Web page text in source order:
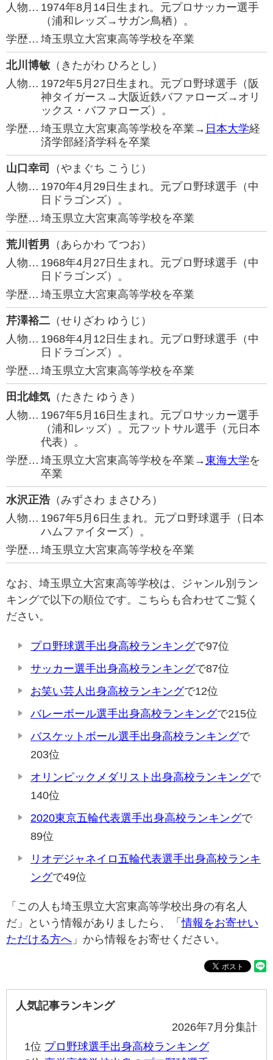
人物… 1974年8月14日生まれ。元プロサッカー選手
（浦和レッズ→サガン鳥栖）。
学歴… 埼玉県立大宮東高等学校を卒業
北川博敏 （きたがわ ひろとし）
人物… 1972年5月27日生まれ。元プロ野球選手（阪
神タイガース→大阪近鉄バファローズ→オリ
ックス・バファローズ）。
学歴… 埼玉県立大宮東高等学校を卒業→ 日本大学経
済学部経済学科を卒業
山口幸司
（やまぐち こうじ）
人物… 1970年4月29日生まれ。元プロ野球選手（中
日ドラゴンズ）。
学歴… 埼玉県立大宮東高等学校を卒業
荒川哲男 （あらかわ てつお）
人物… 1968年4月27日生まれ。元プロ野球選手（中
日ドラゴンズ）。
学歴… 埼玉県立大宮東高等学校を卒業
芹澤裕二 （せりざわ ゆうじ）
人物… 1968年4月12日生まれ。元プロ野球選手（中
日ドラゴンズ）。
学歴… 埼玉県立大宮東高等学校を卒業
田北雄気 （たきた ゆうき）
人物… 1967年5月16日生まれ。元プロサッカー選手
（浦和レッズ）。元フットサル選手（元日本
代表）。
学歴… 埼玉県立大宮東高等学校を卒業→東海大学を
卒業
水沢正浩（みずさわ まさひろ）
人物… 1967年5月6日生まれ。元プロ野球選手（日本
ハムファイターズ）。
学歴… 埼玉県立大宮東高等学校を卒業
なお、埼玉県立大宮東高等学校は、ジャンル別ラン
キングで以下の順位です。こちらも合わせてご覧く
ださい。
プロ野球選手出身高校ランキングで97位
サッカー選手出身高校ランキングで87位
お笑い芸人出身高校ランキングで12位
バレーボール選手出身高校ランキングで215位
バスケットボール選手出身高校ランキングで
203位
オリンピックメダリスト出身高校ランキングで
140位
2020東京五輪代表選手出身高校ランキングで
89位
リオデジャネイロ五輪代表選手出身高校ランキ
ングで49位
「この人も埼玉県立大宮東高等学校出身の有名人
だ」という情報がありましたら、「情報をお寄せい
ただける方へ 」から情報をお寄せください。
人気記事ランキング
2026年7月分集計
1位 プロ野球選手出身高校ランキング